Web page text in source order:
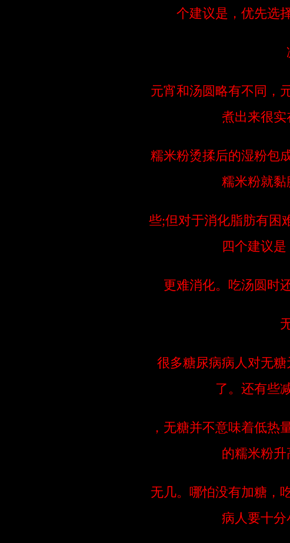
个建议是，优先选
元宵和汤圆略有不同，
煮出来很实
糯米粉烫揉后的湿粉包
糯米粉就
些;但对于消化脂肪有困
四个建议
更难消化。吃汤圆时
很多糖尿病病人对无
了。还有些
，无糖并不意味着低热
的糯米粉
无几。哪怕没有加糖，
病人要十